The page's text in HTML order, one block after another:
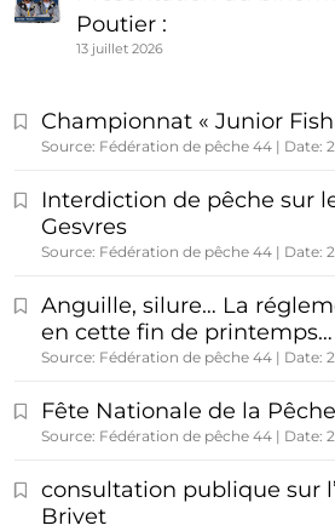
Poutier :
13 juillet 2026
Championnat « Junior
Source: Fédération de pêche 44 Date:
Interdiction de pêche sur
Gesvres
Source: Fédération de pêche 44 Date:
Anguille, silure… La
en cette fin de printemps…
Source: Fédération de pêche 44 Date:
Fête Nationale de la
Source: Fédération de pêche 44 Date:
consultation publique sur
Brivet